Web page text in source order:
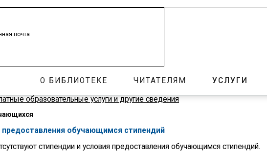
почта
О БИБЛИОТЕКЕ ЧИТАТЕЛЯМ УСЛУГИ
образовательные услуги и другие сведения
предоставления обучающимся стипендий
стипендии и условия предоставления обучающимся стипендий.